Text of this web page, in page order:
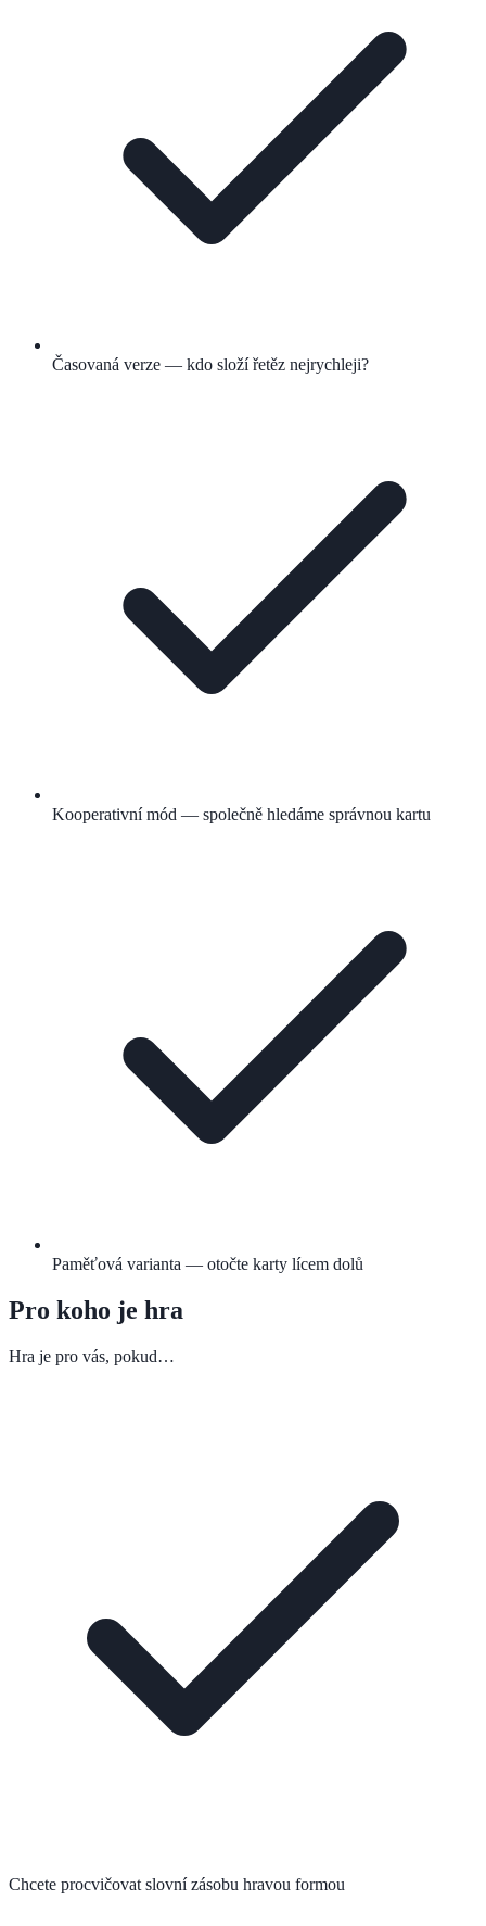
Časovaná verze — kdo složí řetěz nejrychleji?
Kooperativní mód — společně hledáme správnou kartu
Paměťová varianta — otočte karty lícem dolů
Pro koho je hra
Hra je pro vás, pokud…
Chcete procvičovat slovní zásobu hravou formou